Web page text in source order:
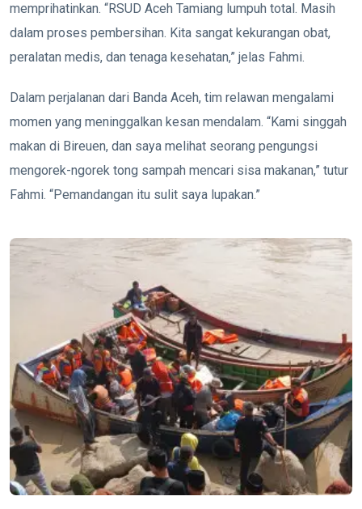
memprihatinkan. “RSUD Aceh Tamiang lumpuh total. Masih
dalam proses pembersihan. Kita sangat kekurangan obat,
peralatan medis, dan tenaga kesehatan,” jelas Fahmi.
Dalam perjalanan dari Banda Aceh, tim relawan mengalami
momen yang meninggalkan kesan mendalam. “Kami singgah
makan di Bireuen, dan saya melihat seorang pengungsi
mengorek-ngorek tong sampah mencari sisa makanan,” tutur
Fahmi. “Pemandangan itu sulit saya lupakan.”